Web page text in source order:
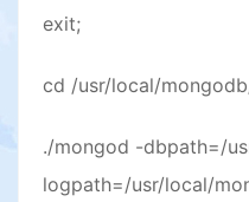
exit;
cd /usr/local/
./mongod -dbpath=/
logpath=/usr/local/